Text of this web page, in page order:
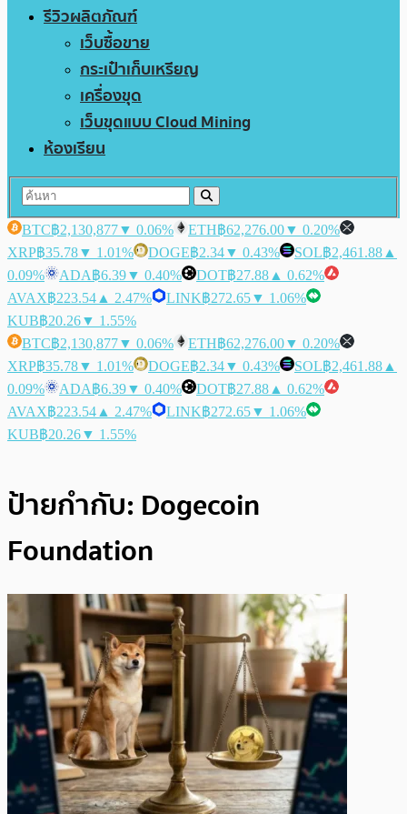
รีวิวผลิตภัณฑ์
เว็บซื้อขาย
กระเป๋าเก็บเหรียญ
เครื่องขุด
เว็บขุดแบบ Cloud Mining
ห้องเรียน
BTC฿2,130,877▼ 0.06% ETH฿62,276.00▼ 0.20%
XRP฿35.78▼ 1.01% DOGE฿2.34▼ 0.43% SOL฿2,461.88 ▲
0.09%
ADA฿6.39▼ 0.40% DOT฿27.88 ▲ 0.62%
AVAX฿223.54 ▲ 2.47% LINK฿272.65▼ 1.06%
KUB฿20.26▼ 1.55%
BTC฿2,130,877▼ 0.06% ETH฿62,276.00▼ 0.20%
XRP฿35.78▼ 1.01% DOGE฿2.34▼ 0.43% SOL฿2,461.88 ▲
0.09%
ADA฿6.39▼ 0.40% DOT฿27.88 ▲ 0.62%
AVAX฿223.54 ▲ 2.47% LINK฿272.65▼ 1.06%
KUB฿20.26▼ 1.55%
ป้ายกำกับ: Dogecoin
Foundation